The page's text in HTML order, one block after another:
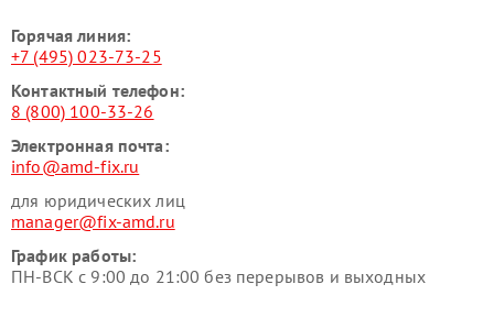
Горячая линия:
+7 (495) 023-73-25
Контактный телефон:
8 (800) 100-33-26
Электронная почта:
info@amd-fix.ru
для юридических лиц
manager@fix-amd.ru
График работы:
ПН-ВСК с 9:00 до 21:00 без перерывов и выходных